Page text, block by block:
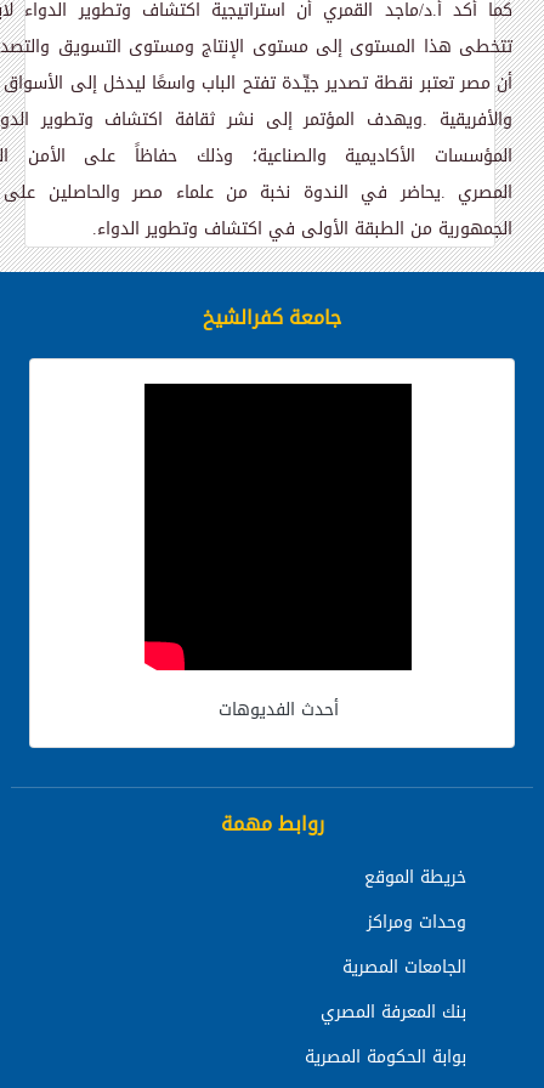
كما أكد أ.د/ماجد القمري أن استراتيجية اكتشاف وتطوير الدواء
تتخطى هذا المستوى إلى مستوى الإنتاج ومستوى التسويق
أن مصر تعتبر نقطة تصدير جيِّـدة تفتح الباب واسعًا ليدخل إلى الأسواق
والأفريقية .ويهدف المؤتمر إلى نشر ثقافة اكتشاف وتطوير
المؤسسات الأكاديمية والصناعية؛ وذلك حفاظاً على الأمن
المصري .يحاضر في الندوة نخبة من علماء مصر والحاصلين
الجمهورية من الطبقة الأولى في اكتشاف وتطوير الدواء.
جامعة كفرالشيخ
أحدث الفديوهات
روابط مهمة
خريطة الموقع
وحدات ومراكز
الجامعات المصرية
بنك المعرفة المصري
بوابة الحكومة المصرية